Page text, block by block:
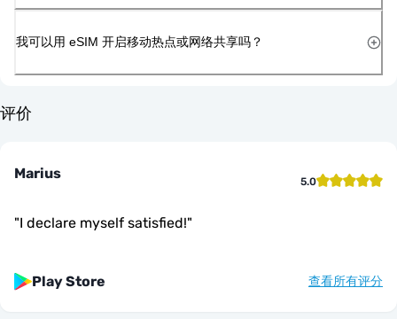
我可以用 eSIM 开启移动热点或网络共享吗？
评价
Marius 5.0
"I declare myself satisfied!"
Play Store 查看所有评分